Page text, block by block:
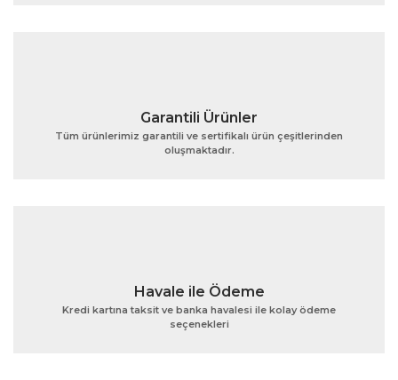
Gönder
Garantili Ürünler
Tüm ürünlerimiz garantili ve sertifikalı ürün çeşitlerinden
oluşmaktadır.
Havale ile Ödeme
Kredi kartına taksit ve banka havalesi ile kolay ödeme
seçenekleri